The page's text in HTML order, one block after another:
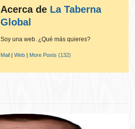
Acerca de La Taberna
Global
Soy una web. ¿Qué más quieres?
Mail |Web | More Posts (132)